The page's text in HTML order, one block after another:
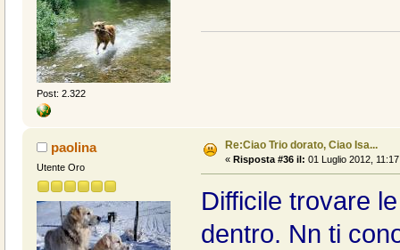
Post: 2.322
paolina
Utente Oro
Re:Ciao Trio dorato, Ciao Isa...
« Risposta #36 il: 01 Luglio 2012,
Difficile trovare
dentro. Nn ti